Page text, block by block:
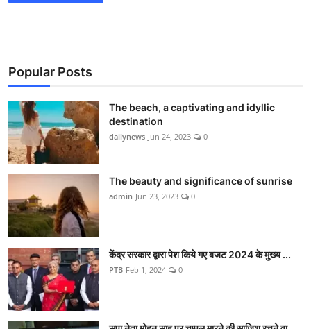
Popular Posts
The beach, a captivating and idyllic
destination
dailynews Jun 24, 2023 0
The beauty and significance of sunrise
admin Jun 23, 2023 0
केंद्र सरकार द्वारा पेश किये गए बजट 2024 के मुख्य ...
PTB Feb 1, 2024 0